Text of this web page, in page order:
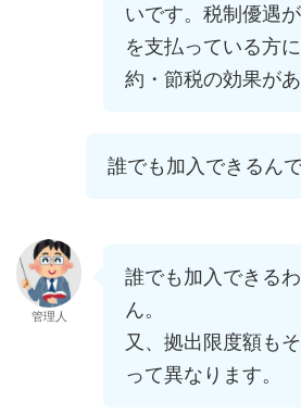
いです。税制優遇
を支払っている方
約・節税の効果があ
誰でも加入できるん
管理人
誰でも加入できる
ん。
又、拠出限度額も
って異なります。